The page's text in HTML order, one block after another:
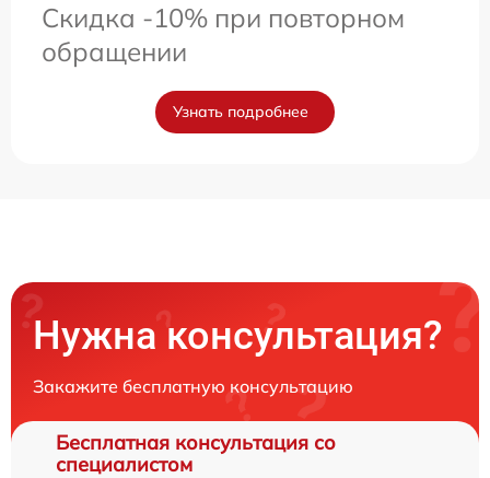
Скидка -10% при повторном
обращении
Узнать подробнее
Нужна консультация?
Закажите бесплатную консультацию
Бесплатная консультация со
специалистом